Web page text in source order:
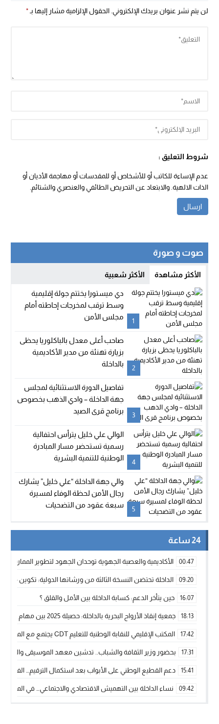
لن يتم نشر عنوان بريدك الإلكتروني. الحقول الإلزامية مشار إليها بـ*
شروط التعليق :
عدم الإساءة للكاتب أو للأشخاص أو للمقدسات أو مهاجمة الأديان أو
الذات الالهية. والابتعاد عن التحريض الطائفي والعنصري والشتائم.
صوت و صورة
الأكثر مشاهدة الأكثر شعبية
1
دي ميستورا يختتم جولة إقليمية
وسط ترقب لمخرجات إحاطته أمام
مجلس الأمن
2
صاحب أعلى معدل بالباكلوريا يحظى
بزيارة تهنئة من مدير الأكاديمية
بالداخلة
3
تفاصيل الدورة الاستثنائية لمجلس
جهة الداخلة – وادي الذهب بخصوص
برنامج قرى الصيد
4
الوالي علي خليل يترأس احتفالية
رسمية تستحضر مسار المبادرة
الوطنية للتنمية البشرية
5
والي جهة الداخلة “علي خليل” يشارك
رجال الأمن لحظة الوفاء لمسيرة
سبعة عقود من التضحيات
24 ساعة
00:47 الأكاديمية والعصبة الجهوية توحدان الجهود لتطوير الممارسة
09:20 الداخلة تحتضن النسخة الثالثة من ورشاتها الدولية: تكوين
16:07 حين يتأخر الدعم: كسابة الداخلة بين الأمل والقلق ؟
18:13 جمعية إنقاذ الأرواح البحرية بالداخلة: حصيلة 2025 بين مهام الإنقاذ ومشروع “دار البحار”
17:42 المكتب الإقليمي للنقابة الوطنية للتعليم CDT يجتمع مع المدير الإقليمي لمناقشة ملفات جوهرية لنساء ورجال التعليم
17:31 بحضور وزير الثقافة والشباب.. تدشين معهد الموسيقى والفنون
15:41 دعم القطيع الوطني على الأبواب بعد استكمال الترقيم…
09:42 نساء الداخلة بين التهميش الاقتصادي والاجتماعي… في المؤسسات